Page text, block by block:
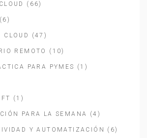
(66)
(6)
CLOUD (47)
REMOTO (10)
PARA PYMES (1)
(1)
PARA LA SEMANA (4)
Y AUTOMATIZACIÓN (6)